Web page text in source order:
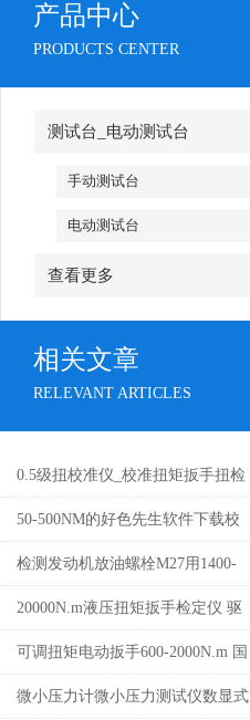
产品中心
PRODUCTS CENTER
测试台_电动测试台
手动测试台
电动测试台
查看更多
相关文章
RELEVANT ARTICLES
0.5级扭校准仪_校准扭矩扳手扭检
定仪价格
50-500NM的好色先生软件下载校
验仪_数字显示峰值力矩扳手检定
仪价格
检测发动机放油螺栓M27用1400-
1800N.m数显好色先生软件下载
20000N.m液压扭矩扳手检定仪 驱
动中空液压扳手扭力校准仪厂家
可调扭矩电动扳手600-2000N.m 国
产定扭力电动扭矩扳手价格
微小压力计微小压力测试仪数显式